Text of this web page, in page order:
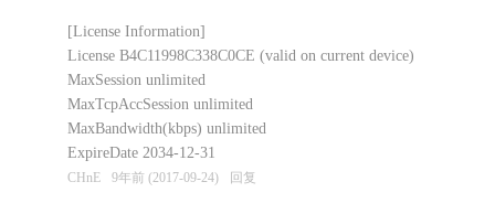
[License Information]
License B4C11998C338C0CE (valid on current device)
MaxSession unlimited
MaxTcpAccSession unlimited
MaxBandwidth(kbps) unlimited
ExpireDate 2034-12-31
CHnE 9年前 (2017-09-24) 回复